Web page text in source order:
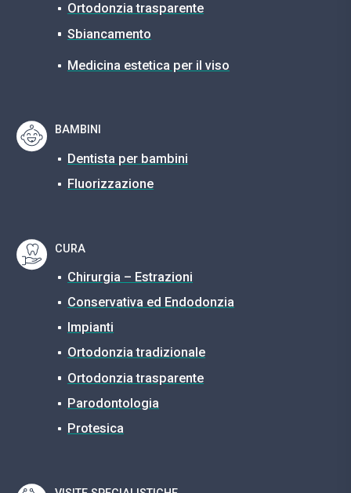
Ortodonzia trasparente
Sbiancamento
Medicina estetica per il viso
BAMBINI
Dentista per bambini
Fluorizzazione
CURA
Chirurgia – Estrazioni
Conservativa ed Endodonzia
Impianti
Ortodonzia tradizionale
Ortodonzia trasparente
Parodontologia
Protesica